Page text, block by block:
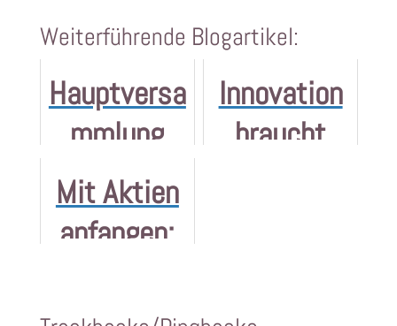
Weiterführende Blogartikel:
Hauptversa
mmlung
2023 - geht
da wieder
Innovation
braucht
Mit Aktien
anfangen:
e in 5 Teilen